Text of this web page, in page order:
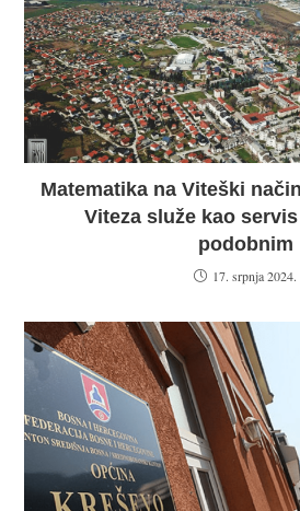
Matematika na Viteški
Viteza služe kao
podobnim
17. srpnja 2024.